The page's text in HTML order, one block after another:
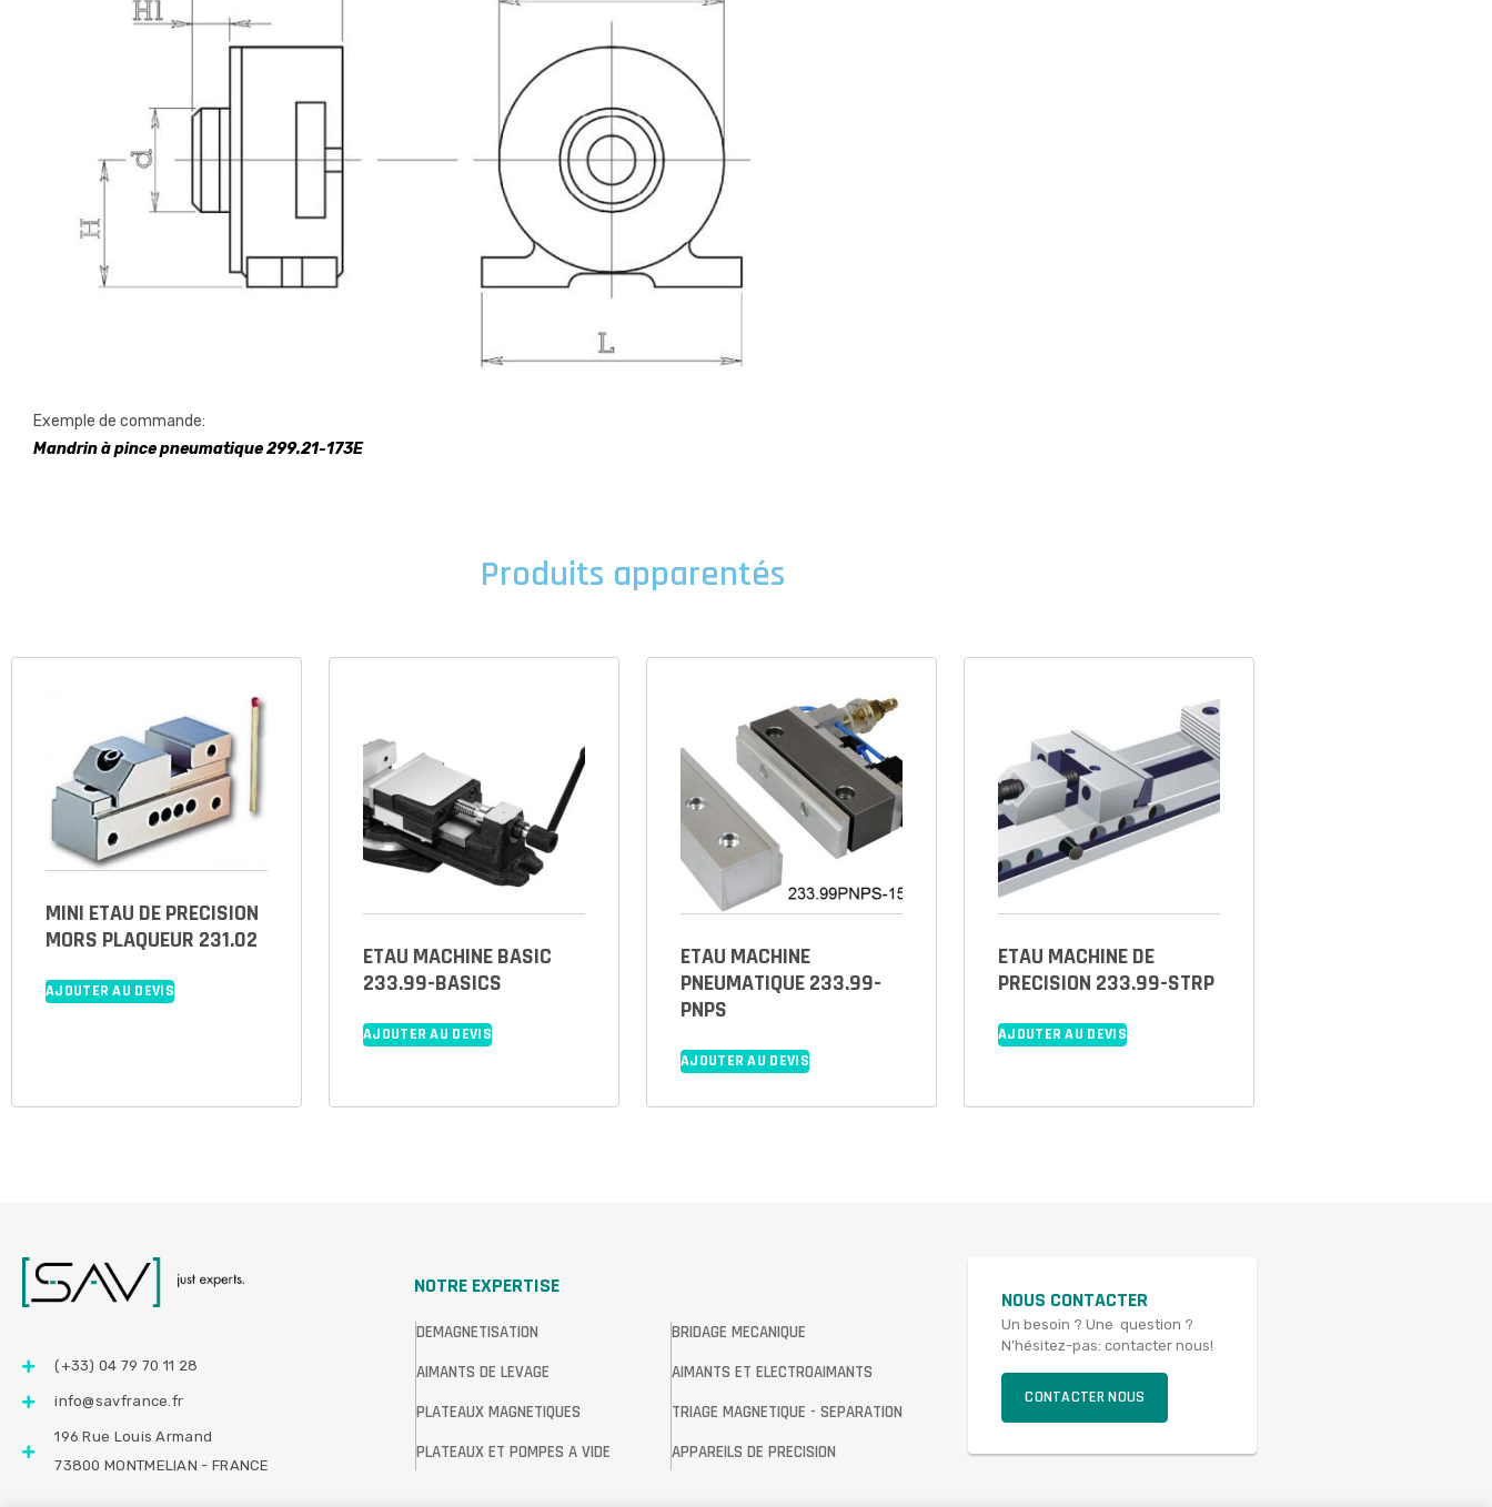
Exemple de commande:
Mandrin à pince pneumatique 299.21-173E
Produits apparentés
MINI ETAU DE PRECISION
MORS PLAQUEUR 231.02
AJOUTER AU DEVIS
ETAU MACHINE BASIC
233.99-BASICS
AJOUTER AU DEVIS
ETAU MACHINE
PNEUMATIQUE 233.99-
PNPS
AJOUTER AU DEVIS
ETAU MACHINE DE
PRECISION 233.99-STRP
AJOUTER AU DEVIS
(+33) 04 79 70 11 28
info@savfrance.fr
196 Rue Louis Armand
73800 MONTMELIAN - FRANCE
NOTRE EXPERTISE
DEMAGNETISATION
AIMANTS DE LEVAGE
PLATEAUX MAGNETIQUES
PLATEAUX ET POMPES A VIDE
BRIDAGE MECANIQUE
AIMANTS ET ELECTROAIMANTS
TRIAGE MAGNETIQUE - SEPARATION
APPAREILS DE PRECISION
NOUS CONTACTER
Un besoin ? Une question ?
N’hésitez-pas: contacter nous!
CONTACTER NOUS